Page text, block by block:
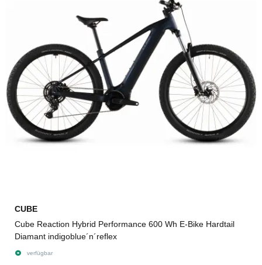
CUBE
Cube Reaction Hybrid Performance 600 Wh E-Bike Hardtail
Diamant indigoblue´n´reflex
verfügbar